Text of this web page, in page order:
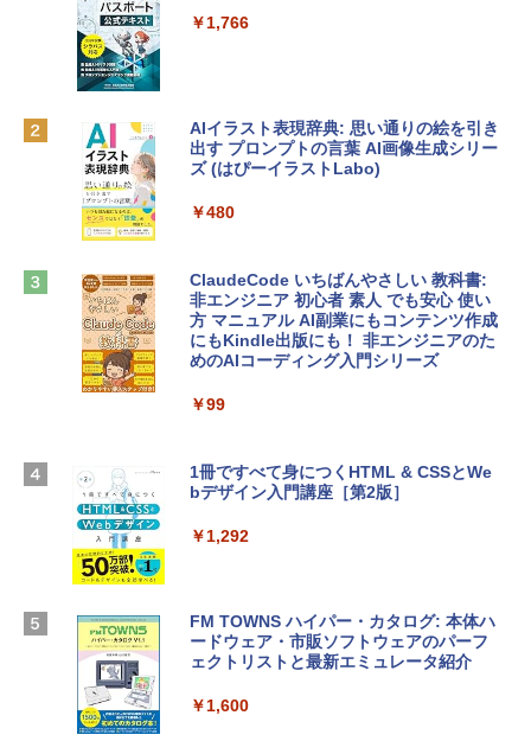
e Intelligenceのために設計、Liquid Ret
￥131,111
ンケース Dell NEC Lavie ASUS HP dyna
￥2,952
Apple 2026 MacBook Air M5チップ搭載
13インチノートブック：AIとApple Intell
スプレイ、16GBユニファイドメモリ、1
D - ミッドナイト
SSD インテル Core 5
￥129,800
インゲームコード】 ロブロックス | オン
Robloxギフトカード - 1000 Robux 【限
定バーチャルアイテムを含む】 【オンラ
ラインコード版
Microsoft Office Home & Business 202
4(最新 永続版)|オンラインコード版|Wind
ows11、10/mac対応|PC2台
￥39,582
Robloxギフトカード - 2,000 Robux 【限
定バーチャルアイテムを含む】 【オンラ
ラインコード版
Windows版 | Minecraft (マインクラフ
ト): Java & Bedrock Edition | オンライ
￥1,766
AIイラスト表現辞典: 思い通りの絵を引き
出す プロンプトの言葉 AI画像生成シリー
ズ (はぴーイラストLabo)
￥480
ClaudeCode いちばんやさしい 教科書:
非エンジニア 初心者 素人 でも安心 使い
方 マニュアル AI副業にもコンテンツ作成
にもKindle出版にも！ 非エンジニアのた
めのAIコーディング入門シリーズ
￥99
1冊ですべて身につくHTML & CSSとWe
bデザイン入門講座［第2版］
￥1,292
FM TOWNS ハイパー・カタログ: 本体ハ
ードウェア・市販ソフトウェアのパーフ
ェクトリストと最新エミュレータ紹介
￥1,600